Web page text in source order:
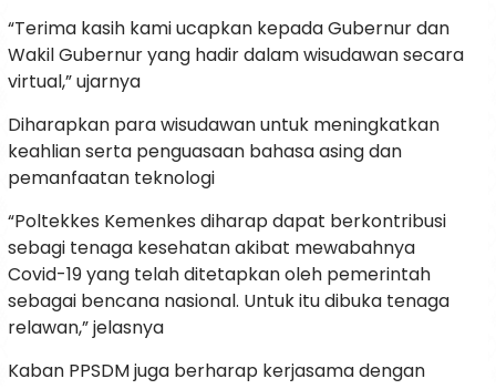
“Terima kasih kami ucapkan kepada Gubernur dan
Wakil Gubernur yang hadir dalam wisudawan secara
virtual,” ujarnya
Diharapkan para wisudawan untuk meningkatkan
keahlian serta penguasaan bahasa asing dan
pemanfaatan teknologi
“Poltekkes Kemenkes diharap dapat berkontribusi
sebagi tenaga kesehatan akibat mewabahnya
Covid-19 yang telah ditetapkan oleh pemerintah
sebagai bencana nasional. Untuk itu dibuka tenaga
relawan,” jelasnya
Kaban PPSDM juga berharap kerjasama dengan